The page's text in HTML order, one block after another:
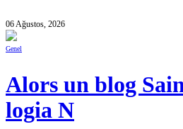
06 Ağustos, 2026
Genel
Alors un blog
logia N